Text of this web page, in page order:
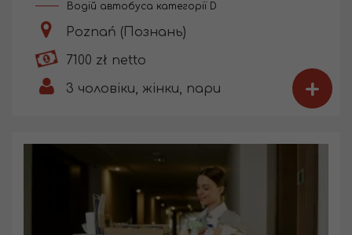
Водій автобуса категорії D
Poznań (Познань)
7100 zł netto
3 чоловіки, жінки, пари +